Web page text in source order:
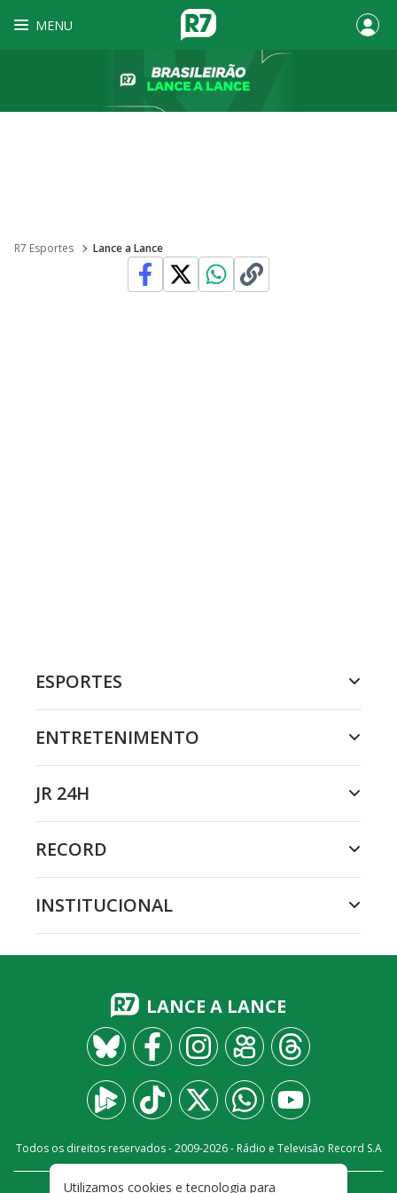
MENU
R7 Esportes Lance a Lance
ESPORTES
ENTRETENIMENTO
JR 24H
RECORD
INSTITUCIONAL
LANCE A LANCE
Todos os direitos reservados - 2009-2026- Rádio e Televisão Record S.A
Utilizamos cookies e tecnologia para